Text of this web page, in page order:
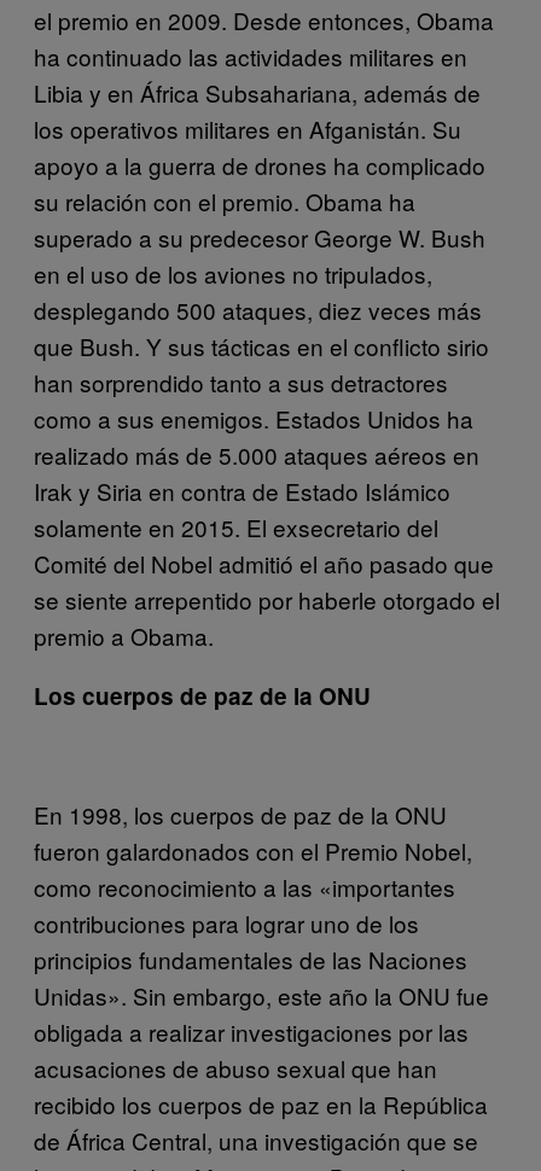
el premio en 2009. Desde entonces, Obama
ha continuado las actividades militares en
Libia y en África Subsahariana, además de
los operativos militares en Afganistán. Su
apoyo a la guerra de drones ha complicado
su relación con el premio. Obama ha
superado a su predecesor George W. Bush
en el uso de los aviones no tripulados,
desplegando 500 ataques, diez veces más
que Bush. Y sus tácticas en el conflicto sirio
han sorprendido tanto a sus detractores
como a sus enemigos. Estados Unidos ha
realizado más de 5.000 ataques aéreos en
Irak y Siria en contra de Estado Islámico
solamente en 2015. El exsecretario del
Comité del Nobel admitió el año pasado que
se siente arrepentido por haberle otorgado el
premio a Obama.
Los cuerpos de paz de la ONU
En 1998, los cuerpos de paz de la ONU
fueron galardonados con el Premio Nobel,
como reconocimiento a las «importantes
contribuciones para lograr uno de los
principios fundamentales de las Naciones
Unidas». Sin embargo, este año la ONU fue
obligada a realizar investigaciones por las
acusaciones de abuso sexual que han
recibido los cuerpos de paz en la República
de África Central, una investigación que se